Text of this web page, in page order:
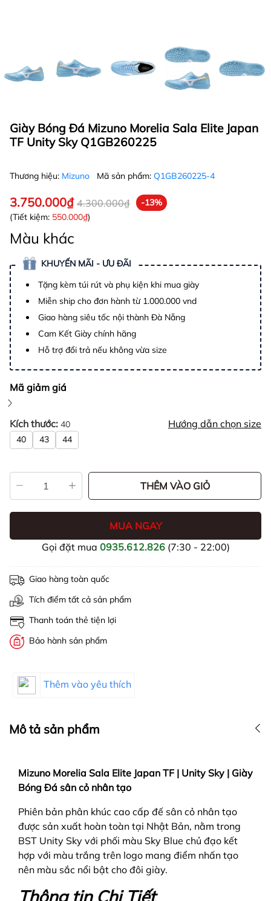
Giày Bóng Đá Mizuno Morelia Sala Elite Japan
TF Unity Sky Q1GB260225
Thương hiệu: Mizuno Mã sản phẩm: Q1GB260225-4
3.750.000₫ 4.300.000₫
-13%
(Tiết kiệm: 550.000₫)
Màu khác
KHUYẾN MÃI - ƯU ĐÃI
Tặng kèm túi rút và phụ kiện khi mua giày
Miễn ship cho đơn hành từ 1.000.000 vnd
Giao hàng siêu tốc nội thành Đà Nẵng
Cam Kết Giày chính hãng
Hỗ trợ đổi trả nếu không vừa size
Mã giảm giá
Kích thước: 40 Hướng dẫn chọn size
40 43 44
THÊM VÀO GIỎ
MUA NGAY
Gọi đặt mua 0935.612.826(7:30 - 22:00)
Giao hàng toàn quốc
Tích điểm tất cả sản phẩm
Thanh toán thẻ tiện lợi
Bảo hành sản phẩm
Thêm vào yêu thích
Mô tả sản phẩm
Mizuno Morelia Sala Elite Japan TF | Unity Sky | Giày
Bóng Đá sân cỏ nhân tạo
Phiên bản phân khúc cao cấp đế sân cỏ nhân tạo
được sản xuất hoàn toàn tại Nhật Bản, nằm trong
BST Unity Sky với phối màu Sky Blue chủ đạo kết
hợp với màu trắng trên logo mang điểm nhấn tạo
nên màu sắc nổi bật cho đôi giày.
Thông tin Chi Tiết